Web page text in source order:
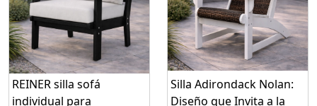
REINER silla sofá
individual para
Silla Adirondack Nolan:
Diseño que Invita a la